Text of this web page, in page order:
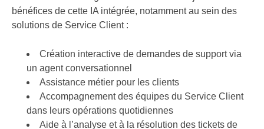
bénéfices de cette IA intégrée, notamment au sein des
solutions de Service Client :
Création interactive de demandes de support via
un agent conversationnel
Assistance métier pour les clients
Accompagnement des équipes du Service Client
dans leurs opérations quotidiennes
Aide à l’analyse et à la résolution des tickets de